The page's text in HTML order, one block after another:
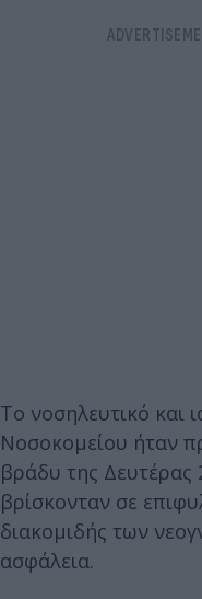
Το νοσηλευτικό και
Νοσοκομείου ήταν
βράδυ της Δευτέρας
βρίσκονταν σε
διακομιδής των
ασφάλεια.